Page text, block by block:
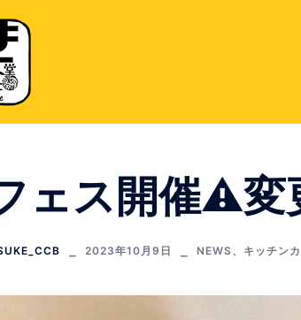
ェス開催⚠️変
2023年10月9日 NEWS、 キッチン